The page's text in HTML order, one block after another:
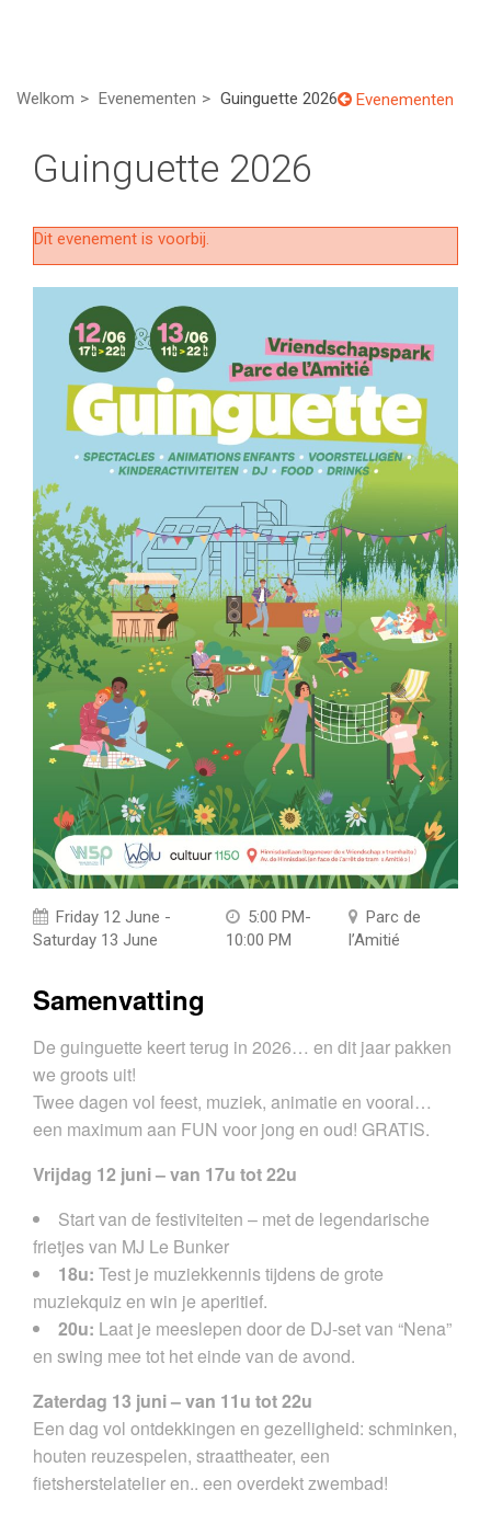
Welkom Evenementen Guinguette 2026 Evenementen
Guinguette 2026
Dit evenement is voorbij.
Friday 12 June -
Saturday 13 June
5:00 PM-
10:00 PM
Parc de
l’Amitié
Samenvatting
De guinguette keert terug in 2026… en dit jaar pakken
we groots uit!
Twee dagen vol feest, muziek, animatie en vooral…
een maximum aan FUN voor jong en oud! GRATIS.
Vrijdag 12 juni – van 17u tot 22u
Start van de festiviteiten – met de legendarische
frietjes van MJ Le Bunker
18u: Test je muziekkennis tijdens de grote
muziekquiz en win je aperitief.
20u: Laat je meeslepen door de DJ-set van “Nena”
en swing mee tot het einde van de avond.
Zaterdag 13 juni – van 11u tot 22u
Een dag vol ontdekkingen en gezelligheid: schminken,
houten reuzespelen, straattheater, een
fietsherstelatelier en.. een overdekt zwembad!